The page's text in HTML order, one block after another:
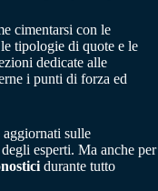
cimentarsi con le
tipologie di quote e le
dedicate alle
i punti di forza ed
aggiornati sulle
esperti. Ma anche per
durante tutto